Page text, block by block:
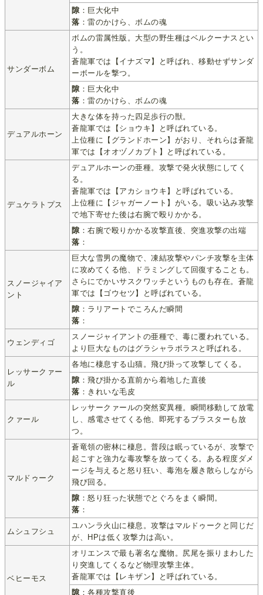
隙 ：巨大化中
落 ：雷のかけら、ボムの魂
サンダーボム
ボムの雷属性版。大型の野生種はベルクーナスとい
う。
蒼龍軍では【イナズマ】と呼ばれ、移動せずサンダ
ーボールを撃つ。
隙 ：巨大化中
落 ：雷のかけら、ボムの魂
デュアルホーン
大きな体を持った四足歩行の獣。
蒼龍軍では【ショウキ】と呼ばれている。
上位種に【グランドホーン】がおり、それらは蒼龍
軍では【オオヅノカブト】と呼ばれている。
デュケラトプス
デュアルホーンの亜種。攻撃で発火状態にしてく
る。
蒼龍軍では【アカショウキ】と呼ばれている。
上位種に【ジャガーノート】がいる。吸い込み攻撃
で地下寄せた後は右腕で殴りかかる。
隙 ：右腕で殴りかかる攻撃直後、突進攻撃の出端
落 ：
スノージャイア
ント
巨大な雪男の魔物で、凍結攻撃やパンチ攻撃を主体
に攻めてくる他、ドラミングして回復することも。
さらにでかいサスクワッチというものも存在。蒼龍
軍では【ゴウセツ】と呼ばれている。
隙 ：ラリアートでころんだ瞬間
落 ：
ウェンディゴ
スノージャイアントの亜種で、毒に覆われている。
より巨大なものはグラシャラボラスと呼ばれる。
レッサークァー
ル
各地に棲息する山猫。飛び掛って攻撃してくる。
隙 ：飛び掛かる直前から着地した直後
落 ：きれいな毛皮
クァール
レッサークァールの突然変異種。瞬間移動して放電
し、感電させてくる他、即死するブラスターも放
つ。
マルドゥーク
蒼竜領の密林に棲息。普段は眠っているが、攻撃で
起こすと強力な毒攻撃を放ってくる。ある程度ダメ
ージを与えると怒り狂い、毒泡を履き散らしながら
飛び回る。
隙 ：怒り狂った状態でとぐろをまく瞬間。
落 ：
ムシュフシュ
ユハンラ火山に棲息。攻撃はマルドゥークと同じだ
が、HPは低く攻撃力は高い。
ベヒーモス
オリエンスで最も著名な魔物。尻尾を振りまわした
り突進してくるなど物理攻撃主体。
蒼龍軍では【レキザン】と呼ばれている。
隙 ：各種攻撃直後